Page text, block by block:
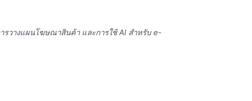
รวางแผนโฆษณาสินค้า และการใช้ AI สำหรับ e-